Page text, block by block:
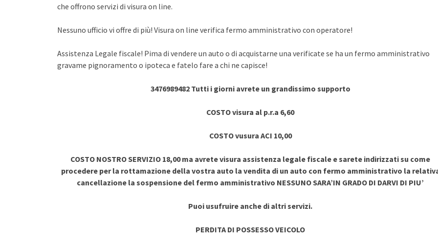
che offrono servizi di visura on line.
Nessuno ufficio vi offre di più! Visura on line verifica fermo amministrativo con operatore!
Assistenza Legale fiscale! Pima di vendere un auto o di acquistarne una verificate se ha un fermo amministrativo
gravame pignoramento o ipoteca e fatelo fare a chi ne capisce!
3476989482 Tutti i giorni avrete un grandissimo supporto
COSTO visura al p.r.a 6,60
COSTO vusura ACI 10,00
COSTO NOSTRO SERVIZIO 18,00 ma avrete visura assistenza legale fiscale e sarete indirizzati su come
procedere per la rottamazione della vostra auto la vendita di un auto con fermo amministrativo la
cancellazione la sospensione del fermo amministrativo NESSUNO SARA’IN GRADO DI DARVI DI PIU’
Puoi usufruire anche di altri servizi.
PERDITA DI POSSESSO VEICOLO